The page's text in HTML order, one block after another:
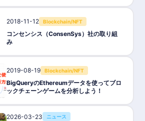
2018-11-12 Blockchain/NFT
コンセンシス（ConsenSys）社の取り組
み
2019-08-19 Blockchain/NFT
BigQueryのEthereumデータを使ってブロ
ックチェーンゲームを分析しよう！
2026-03-23 ニュース